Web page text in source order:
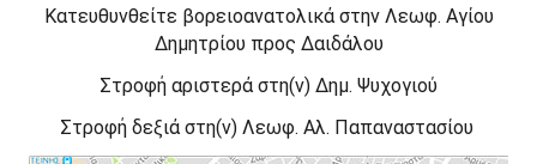
Κατευθυνθείτε βορειοανατολικά στην Λεωφ. Αγίου
Δημητρίου προς Δαιδάλου
Στροφή αριστερά στη(ν) Δημ. Ψυχογιού
Στροφή δεξιά στη(ν) Λεωφ. Αλ. Παπαναστασίου